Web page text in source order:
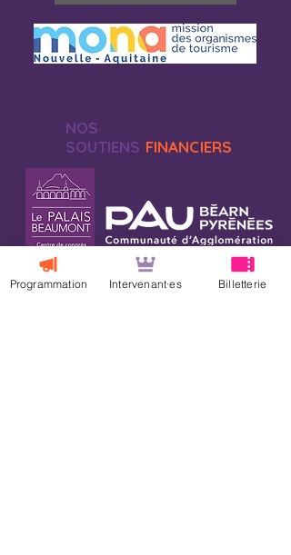
NOS
SOUTIENS FINANCIERS
Programmation Intervenant·es Billetterie